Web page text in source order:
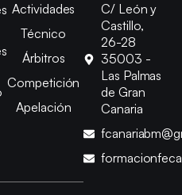
Actividades
Técnico
Árbitros
Competición
Apelación
C/ León y
Castillo,
26-28
35003 -
Las Palmas
de Gran
Canaria